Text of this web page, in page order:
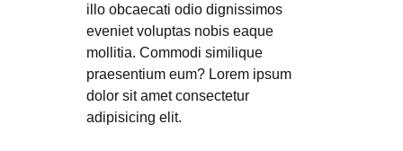
illo obcaecati odio dignissimos
eveniet voluptas nobis eaque
mollitia. Commodi similique
praesentium eum? Lorem ipsum
dolor sit amet consectetur
adipisicing elit.